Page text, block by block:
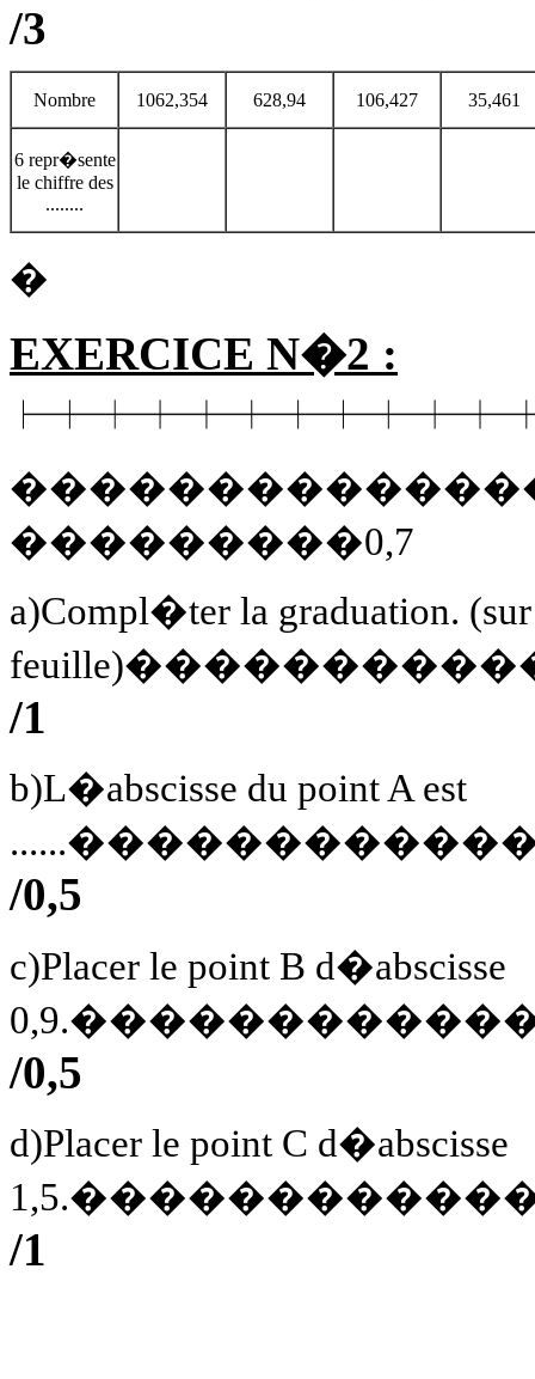
/3
Nombre 1062,354 628,94 106,427 35,461
6 repr�sente
le chiffre des
........
�
EXERCICE N�2 :
���������0,7
a)Compl�ter la graduation. (sur
/1
b)L�abscisse du point A est
/0,5
c)Placer le point B d�abscisse
/0,5
d)Placer le point C d�abscisse
/1